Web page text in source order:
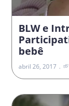
BLW e
bebê
abril 26, 2017